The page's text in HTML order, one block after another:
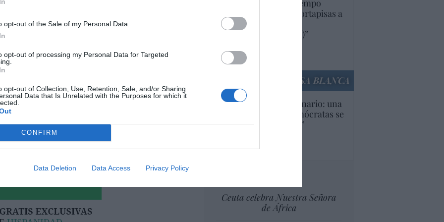
opt-out of the Sale of my Personal Data.
opt-out of processing my Personal Data for Targeted
opt-out of Collection, Use, Retention, Sale, and/or Sharing
Data that Is Unrelated with the Purposes for which it
CONFIRM
Data Deletion Data Access Privacy Policy
Pero no lo hacen…
este artículo?
destacado de Hispanidad
legales
“Europa lleva mucho tiempo
poniendo aranceles y cortapisas a
productos y compañías
americanas (y europeas)”
Artículos anteriores
LA CASA BLANCA
EEUU. Inquietante escenario: una
tercera parte de los demócratas se
define como “socialista”
Artículos anteriores
Ceuta celebra Nuestra Señora
de África